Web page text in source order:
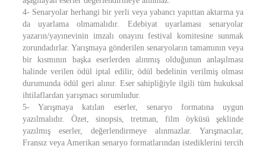
4- Senaryolar herhangi bir yerli veya yabancı yapıttan aktarma ya
da uyarlama olmamalıdır. Edebiyat uyarlaması senaryolar
yazarın/yayınevinin imzalı onayını festival komitesine sunmak
zorundadırlar. Yarışmaya gönderilen senaryoların tamamının veya
bir kısmının başka eserlerden alınmış olduğunun anlaşılması
halinde verilen ödül iptal edilir, ödül bedelinin verilmiş olması
durumunda ödül geri alınır. Eser sahipliğiyle ilgili tüm hukuksal
ihtilaflardan yarışmacı sorumludur.
5- Yarışmaya katılan eserler, senaryo formatına uygun
yazılmalıdır. Özet, sinopsis, tretman, film öyküsü şeklinde
yazılmış eserler, değerlendirmeye alınmazlar. Yarışmacılar,
Fransız veya Amerikan senaryo formatlarından istediklerini tercih